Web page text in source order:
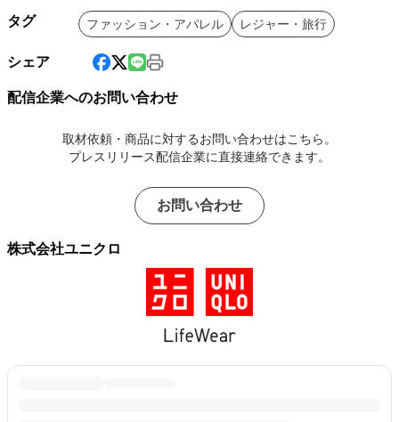
タグ ファッション・アパレル レジャー・旅行
シェア
配信企業へのお問い合わせ
取材依頼・商品に対するお問い合わせはこちら。
プレスリリース配信企業に直接連絡できます。
お問い合わせ
株式会社ユニクロ